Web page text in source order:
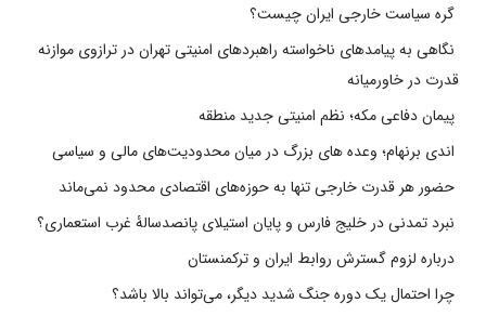
گره سیاست خارجی ایران چیست؟
نگاهی به پیامدهای ناخواسته راهبردهای امنیتی تهران در ترازوی موازنه
قدرت در خاورمیانه
پیمان دفاعی مکه؛ نظم امنیتی جدید منطقه
اندی برنهام؛ وعده های بزرگ در میان محدودیت‌های مالی و سیاسی
حضور هر قدرت خارجی تنها به حوزه‌های اقتصادی محدود نمی‌ماند
نبرد تمدنی در خلیج فارس و پایان استیلای پانصدسالۀ غرب استعماری؟
درباره لزوم گسترش روابط ایران و ترکمنستان
چرا احتمال یک دوره جنگ شدید دیگر، می‌تواند بالا باشد؟